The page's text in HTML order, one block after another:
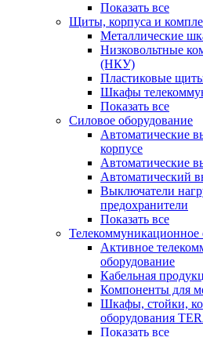
Показать все
Щиты, корпуса и
Металлические
Низковольтные
(НКУ)
Пластиковые
Шкафы
Показать все
Силовое оборудование
Автоматические
корпусе
Автоматические
Автоматический
Выключатели
предохранители
Показать все
Телекоммуникационное
Активное
оборудование
Кабельная
Компоненты для
Шкафы, стойки,
оборудования
Показать все